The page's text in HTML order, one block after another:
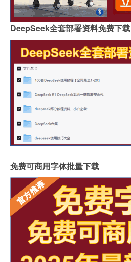
DeepSeek全套部署资料免费下载
免费可商用字体批量下载